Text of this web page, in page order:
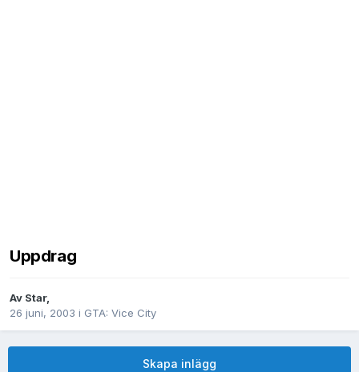
Uppdrag
Av Star,
26 juni, 2003 i GTA: Vice City
Skapa inlägg